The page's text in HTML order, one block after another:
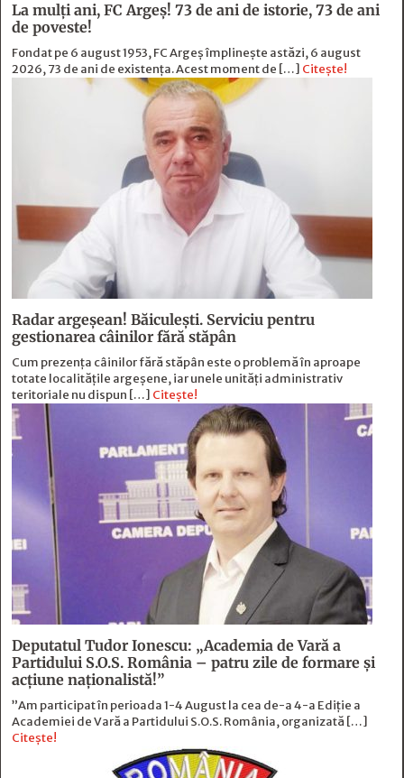
La mulți ani, FC Argeș! 73 de ani de istorie, 73 de ani
de poveste!
Fondat pe 6 august 1953, FC Argeș împlinește astăzi, 6 august
2026, 73 de ani de existența. Acest moment de […] Citește!
Radar argeșean! Băiculeşti. Serviciu pentru
gestionarea câinilor fără stăpân
Cum prezența câinilor fără stăpân este o problemă în aproape
totate localitățile argeșene, iar unele unități administrativ
teritoriale nu dispun […] Citește!
Deputatul Tudor Ionescu: „Academia de Vară a
Partidului S.O.S. România – patru zile de formare şi
acţiune naţionalistă!”
”Am participat în perioada 1-4 August la cea de-a 4-a Ediție a
Academiei de Vară a Partidului S.O.S. România, organizată […]
Citește!